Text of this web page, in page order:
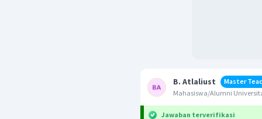
B. Atlaliust
Master
Mahasiswa/Alumni
Jawaban terverifikasi